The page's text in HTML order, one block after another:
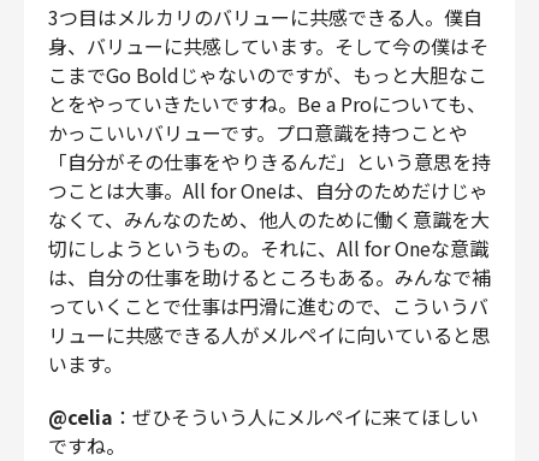
3つ目はメルカリのバリューに共感できる人。僕自
身、バリューに共感しています。そして今の僕はそ
こまでGo Boldじゃないのですが、もっと大胆なこ
とをやっていきたいですね。Be a Proについても、
かっこいいバリューです。プロ意識を持つことや
「自分がその仕事をやりきるんだ」という意思を持
つことは大事。All for Oneは、自分のためだけじゃ
なくて、みんなのため、他人のために働く意識を大
切にしようというもの。それに、All for Oneな意識
は、自分の仕事を助けるところもある。みんなで補
っていくことで仕事は円滑に進むので、こういうバ
リューに共感できる人がメルペイに向いていると思
います。
@celia ：ぜひそういう人にメルペイに来てほしい
ですね。